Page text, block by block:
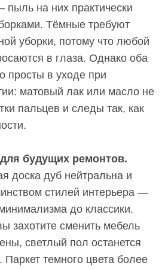
тех, кто ценит
в уходе и
на практике.
грязь.
незаметна
актуально для
быстро, но
уборку нет.
с фоном.
. Царапины
с основным
под верхним слоем
паркета